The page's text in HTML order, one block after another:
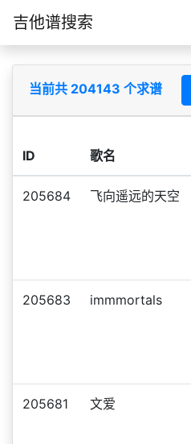
吉他谱搜索
当前共 204143 个求谱
ID 歌名
205684 飞向遥远的天空
205683 immmortals
205681 文爱